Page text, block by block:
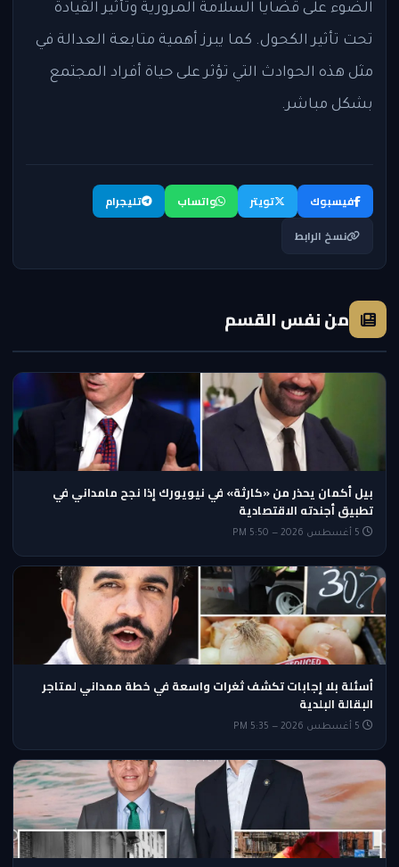
الضوء على قضايا السلامة المرورية وتأثير القيادة
تحت تأثير الكحول. كما يبرز أهمية متابعة العدالة في
مثل هذه الحوادث التي تؤثر على حياة أفراد المجتمع
بشكل مباشر.
فيسبوك تويتر واتساب
تليجرام
نسخ الرابط
من نفس القسم
بيل أكمان يحذر من «كارثة» في نيويورك إذا نجح مامداني في
تطبيق أجندته الاقتصادية
أسئلة بلا إجابات تكشف ثغرات واسعة في خطة ممداني لمتاجر
البقالة البلدية